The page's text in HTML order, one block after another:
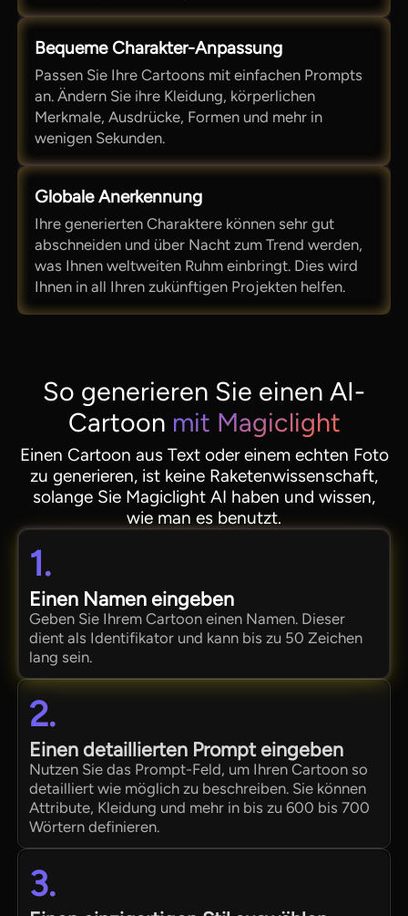
Bequeme Charakter-Anpassung
Passen Sie Ihre Cartoons mit einfachen Prompts
an. Ändern Sie ihre Kleidung, körperlichen
Merkmale, Ausdrücke, Formen und mehr in
wenigen Sekunden.
Globale Anerkennung
Ihre generierten Charaktere können sehr gut
abschneiden und über Nacht zum Trend werden,
was Ihnen weltweiten Ruhm einbringt. Dies wird
Ihnen in all Ihren zukünftigen Projekten helfen.
So generieren Sie einen AI-
Cartoon mit Magiclight
Einen Cartoon aus Text oder einem echten Foto
zu generieren, ist keine Raketenwissenschaft,
solange Sie Magiclight AI haben und wissen,
wie man es benutzt.
1.
Einen Namen eingeben
Geben Sie Ihrem Cartoon einen Namen. Dieser
dient als Identifikator und kann bis zu 50 Zeichen
lang sein.
2.
Einen detaillierten Prompt eingeben
Nutzen Sie das Prompt-Feld, um Ihren Cartoon so
detailliert wie möglich zu beschreiben. Sie können
Attribute, Kleidung und mehr in bis zu 600 bis 700
Wörtern definieren.
3.